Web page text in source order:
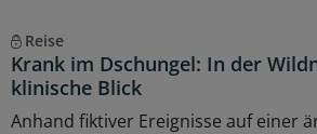
Reise
Krank im Dschungel: In der
klinische Blick
Anhand fiktiver Ereignisse auf einer